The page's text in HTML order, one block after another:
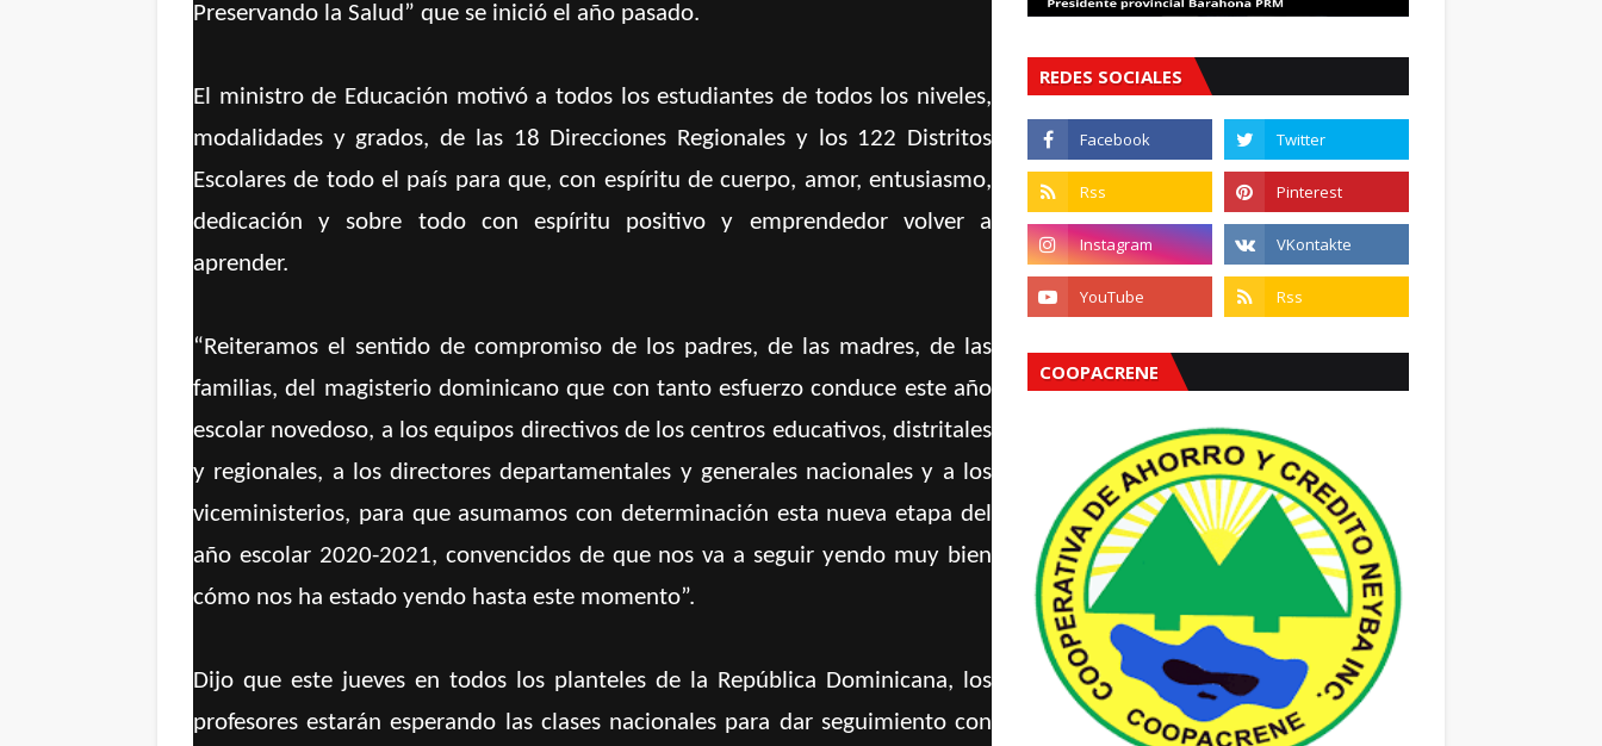
Preservando la Salud” que se inició el año pasado.
El ministro de Educación motivó a todos los estudiantes de todos los niveles,
modalidades y grados, de las 18 Direcciones Regionales y los 122 Distritos
Escolares de todo el país para que, con espíritu de cuerpo, amor, entusiasmo,
dedicación y sobre todo con espíritu positivo y emprendedor volver a
aprender.
“Reiteramos el sentido de compromiso de los padres, de las madres, de las
familias, del magisterio dominicano que con tanto esfuerzo conduce este año
escolar novedoso, a los equipos directivos de los centros educativos, distritales
y regionales, a los directores departamentales y generales nacionales y a los
viceministerios, para que asumamos con determinación esta nueva etapa del
año escolar 2020-2021, convencidos de que nos va a seguir yendo muy bien
cómo nos ha estado yendo hasta este momento”.
Dijo que este jueves en todos los planteles de la República Dominicana, los
profesores estarán esperando las clases nacionales para dar seguimiento con
REDES SOCIALES
COOPACRENE